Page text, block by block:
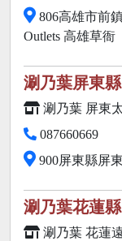
806高雄市前
Outlets 高雄草衙
涮乃葉屏東
涮乃葉 屏東
087660669
900屏東縣屏
涮乃葉花蓮
涮乃葉 花蓮